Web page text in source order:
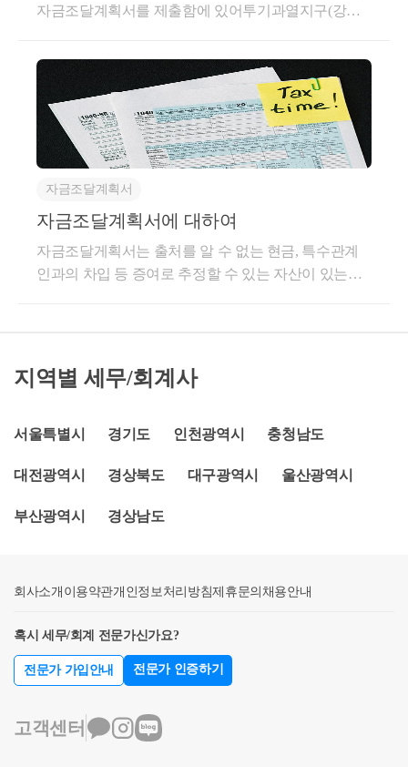
대상지역9억원초과 ③ 비규제지역14억원초과계획서
되어야 합니다.가계약이 아닌, 실제 계약서를 쓴 후 부
동산에서 실거래 신고하기 전까지 매수자가 작성하셔
야 합니다.◆ 제출기한:계약일로부터 30일 이내 제출
(투기과열지구 60일 이내)요즘은 전자계약이 활성화되
어 있기 때문에,부동산거래관리시스템이란 사이트에
서 저는 직접했는데요.이게 불편하시면 직접 서류를
작성하여 시군구청에 직접 제출하시거나, 부동산의 도
움을 받으면 됩니다.공동명의의 경우 각각의 매수인별
로 1장씩, 총 2장을 작성하면 됩니다.작성시 유의사항
자금 조달계획에 크게자기자금과차입금으로 나뉘어
않을 듯 합니다.보통 자기자금에서는 ② 금융기관 예
체크하시고,차입금 등에서는1) 자가 거주시⑧ 금융기
관 대출액 합계 = (A)주담대 + (B)신용대출 + (C)타부동
산담보대출 등2) 갭투자 (임대시)⑨ 임대보증금으로
합계액이 (13번) 합계 = 공급금액과 일치해야 합니다.1
입주계획에서본인 외 가족입주에 해당되시는 부분도
지 않고 무상으로 주택을 살게 해주는 경우 일정 금액
이상인 경우 증여세 대상이 됩니다.타인으로부터 증여
를 받는 경우나본인 외 가족입주를 하는 경우증여세를
좋으니세무대리인과 꼭 상의하시고 진행하시길 바랍
니다.각 항목별 세부내용이니, 작성하실 때 참고하세
자금조달계획서를 제출함에 있어투기과열지구(강남,
니다.물론 비규제지역의 주택이라도 거래가격이 6억
원을 초과하는 경우 자금조달계획서를 제출해야 하지
만, 증빙서류를 당장 제출하지는 않습니다.참고로 주
택을 구입하는 시점에서는 증빙서류를 제출하지 않지
만, 추후 자금출처조사, 부동산원실거래소명 등을 받
게되면 자금을 증빙하기 위한 서류를 제출해야 합니
다.자금조달계획서 양식은 자금조달계획과 조달자금
지급방식, 입주계획으로 이루어져있습니다. 이 중, 가
구체적으로 아래 항목으로 구성됩니다.1. 금융기관 예
금액2. 주식·채권 매각대금3. 증여·상속4. 현금 등 그 밖
1. 금융기관 예금액 : 예금잔액증명서2. 주식·채권 매각
금 : 소득금액증명원 및 근로소득원천징수영수증5. 부
동산 처분대금 등 : 부동산 매매계약서, 임대차계약서
등) : 금융거래확인서, 대출신청서, 부채증명원7. 임대
비하지 못했다면 어떻게 할까요?자금조달계획서는 계
를 제출하지 못하게 되는 경우가 많습니다.이 경우에
유서를 제출해야 합니다.미제출 사유서 양식은 프로필
내 블로그 링크를 통해 들어오신 후 확인 가능하신[자
자금조달계획서
자금조달계획서에 대하여
자금조달게획서는 출처를 알 수 없는 현금, 특수관계
인과의 차입 등 증여로 추정할 수 있는 자산이 있는지
신도시 김현우 세무사입니다.비규제지역 6억원 이상
주택인 경우와 규제지역의 주택을 매매하는경우, 토지
자금조달계획서가 생소하여 많은 분들이 저를 비롯한
조달계획서를 직접 작성하거나 대리하지 않지만 이와
따라서 작성방법을 직접 물으시기 보다는 증여로 볼
할 것입니다.하지만 세무사는 고객의 세금문제뿐 아니
생각하기에 자금조달계획서 작성에 대해 고객분들에
게 설명을 해야될 부분도 존재하다고 판단하여 포스팅
합니다.자금조달계획서는 주택을 구입할 경우 자금을
금, 대출(차입), 증여(상속)신고자산별로 판단합니다.
지역별 세무/회계사
서울특별시 경기도 인천광역시 충청남도
대전광역시 경상북도 대구광역시 울산광역시
부산광역시 경상남도
회사소개 이용약관개인정보처리방침제휴문의 채용안내
혹시 세무/회계 전문가신가요?
전문가 가입안내 전문가 인증하기
고객센터